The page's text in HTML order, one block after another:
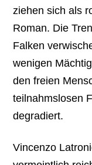
ziehen sich als
Roman. Die
Falken
wenigen
den freien
teilnahmslosen
degradiert.
Vincenzo